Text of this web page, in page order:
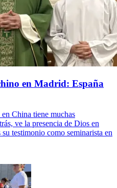
en Madrid: España
China tiene muchas
ve la presencia de Dios en
testimonio como seminarista en